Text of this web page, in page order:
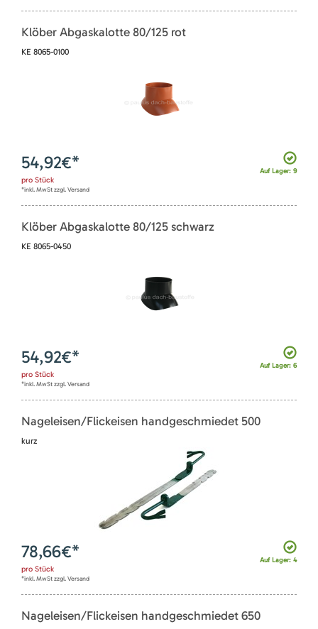
Klöber Abgaskalotte 80/125 rot
KE 8065-0100
Auf Lager: 9
54,92€*
pro Stück
*inkl. MwSt zzgl. Versand
Klöber Abgaskalotte 80/125 schwarz
KE 8065-0450
Auf Lager: 6
54,92€*
pro Stück
*inkl. MwSt zzgl. Versand
Nageleisen/Flickeisen handgeschmiedet 500
kurz
Auf Lager: 4
78,66€*
pro Stück
*inkl. MwSt zzgl. Versand
Nageleisen/Flickeisen handgeschmiedet 650